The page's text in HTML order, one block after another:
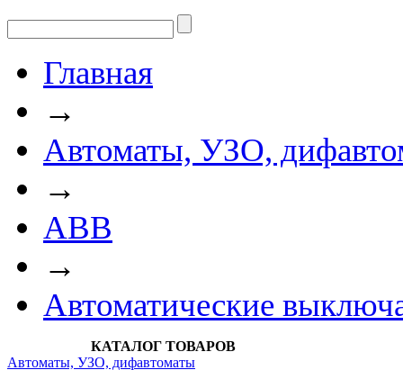
Главная
→
Автоматы, УЗО,
→
АВВ
→
Автоматические
КАТАЛОГ ТОВАРОВ
Автоматы, УЗО, дифавтоматы